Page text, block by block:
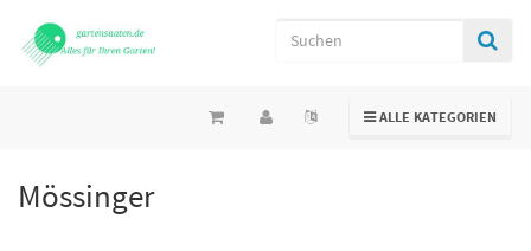
TOGGLE NAVIGATION
ALLE KATEGORIEN
Mössinger